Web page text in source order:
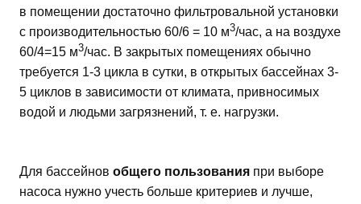
в помещении достаточно фильтровальной установки
с производительностью 60/6 = 10 м3/час, а на воздухе
60/4=15 м3/час. В закрытых помещениях обычно
требуется 1-3 цикла в сутки, в открытых бассейнах 3-
5 циклов в зависимости от климата, привносимых
водой и людьми загрязнений, т. е. нагрузки.
Для бассейнов общего пользования при выборе
насоса нужно учесть больше критериев и лучше,